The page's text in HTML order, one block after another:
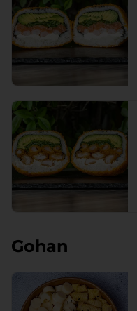
Gohan